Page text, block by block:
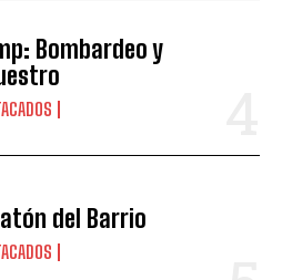
Bombardeo y
del Barrio